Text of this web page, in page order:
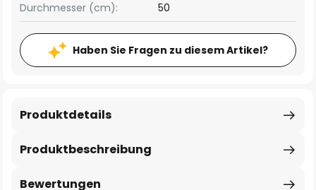
Durchmesser (cm):
50
Haben Sie Fragen zu diesem Artikel?
Produktbeschreibung
Produktdetails
Bewertungen